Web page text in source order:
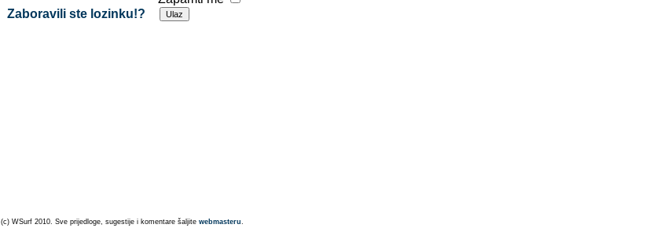
Zaboravili ste lozinku!?
(c) WSurf 2010. Sve prijedloge, sugestije i komentare šaljite webmasteru